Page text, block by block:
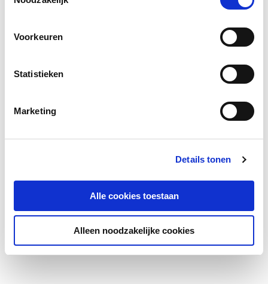
Voorkeuren
Statistieken
Marketing
Details tonen
Alle cookies toestaan
Alleen noodzakelijke cookies